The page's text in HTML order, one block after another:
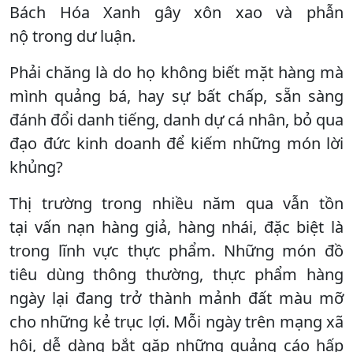
Bách Hóa Xanh gây xôn xao và phẫn
nộ trong dư luận.
Phải chăng là do họ không biết mặt hàng mà
mình quảng bá, hay sự bất chấp, sẵn sàng
đánh đổi danh tiếng, danh dự cá nhân, bỏ qua
đạo đức kinh doanh để kiếm những món lời
khủng?
Thị trường trong nhiều năm qua vẫn tồn
tại vấn nạn hàng giả, hàng nhái, đặc biệt là
trong lĩnh vực thực phẩm. Những món đồ
tiêu dùng thông thường, thực phẩm hàng
ngày lại đang trở thành mảnh đất màu mỡ
cho những kẻ trục lợi. Mỗi ngày trên mạng xã
hội, dễ dàng bắt gặp những quảng cáo hấp